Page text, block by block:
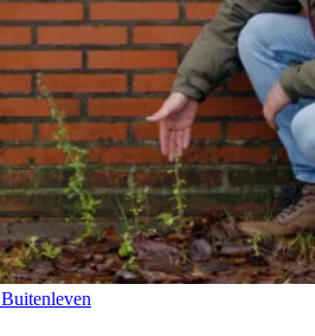
Buitenleven